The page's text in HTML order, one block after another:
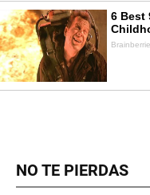
NO TE PIERDAS